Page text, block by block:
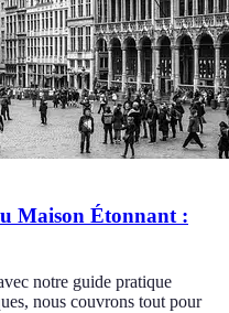
Maison Étonnant :
notre guide pratique
nous couvrons tout pour